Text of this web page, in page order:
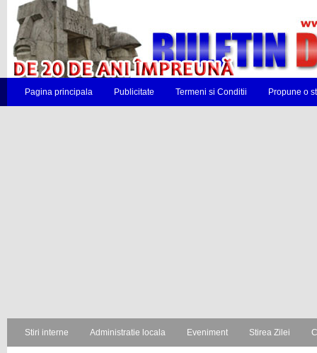
Pagina principala Publicitate Termeni si Conditii Propune o
Stiri interne Administratie locala Eveniment Stirea Zilei